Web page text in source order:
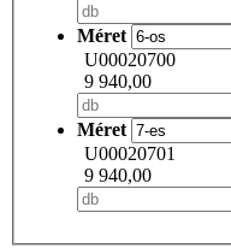
Méret
U00020700
9 940,00
Méret
U00020701
9 940,00